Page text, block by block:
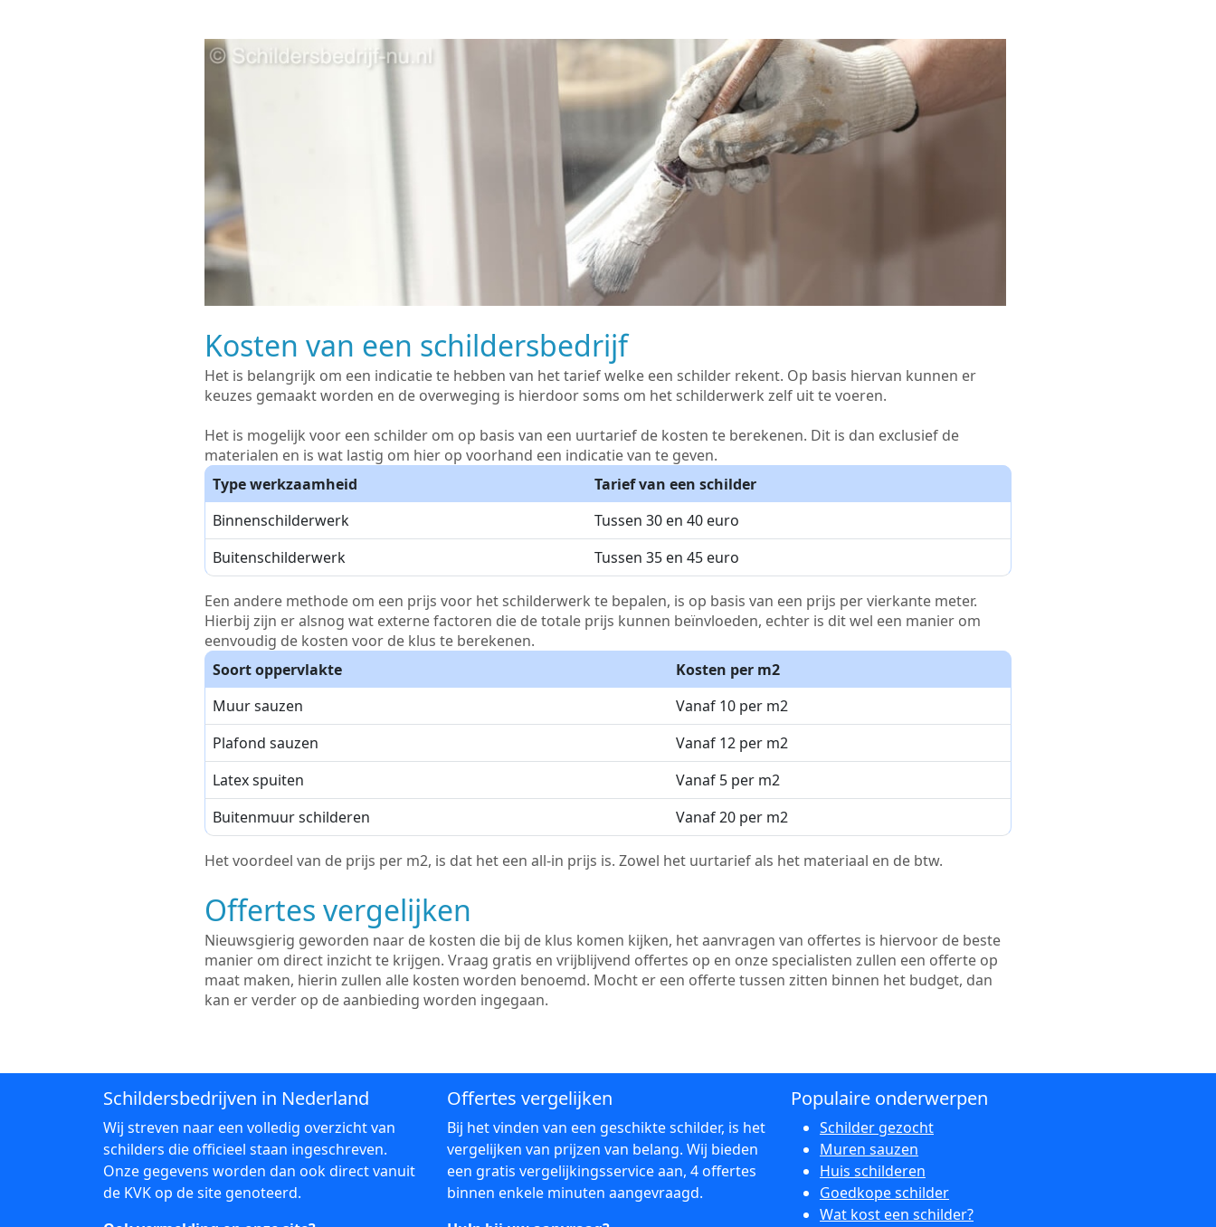
Kosten van een schildersbedrijf
Het is belangrijk om een indicatie te hebben van het tarief welke een schilder rekent. Op basis hiervan kunnen er
keuzes gemaakt worden en de overweging is hierdoor soms om het schilderwerk zelf uit te voeren.
Het is mogelijk voor een schilder om op basis van een uurtarief de kosten te berekenen. Dit is dan exclusief de
materialen en is wat lastig om hier op voorhand een indicatie van te geven.
Type werkzaamheid
Tarief van een schilder
Binnenschilderwerk
Tussen 30 en 40 euro
Buitenschilderwerk
Tussen 35 en 45 euro
Een andere methode om een prijs voor het schilderwerk te bepalen, is op basis van een prijs per vierkante meter.
Hierbij zijn er alsnog wat externe factoren die de totale prijs kunnen beïnvloeden, echter is dit wel een manier om
eenvoudig de kosten voor de klus te berekenen.
Soort oppervlakte
Kosten per m2
Muur sauzen
Vanaf 10 per m2
Plafond sauzen
Vanaf 12 per m2
Latex spuiten
Vanaf 5 per m2
Buitenmuur schilderen
Vanaf 20 per m2
Het voordeel van de prijs per m2, is dat het een all-in prijs is. Zowel het uurtarief als het materiaal en de btw.
Offertes vergelijken
Nieuwsgierig geworden naar de kosten die bij de klus komen kijken, het aanvragen van offertes is hiervoor de beste
manier om direct inzicht te krijgen. Vraag gratis en vrijblijvend offertes op en onze specialisten zullen een offerte op
maat maken, hierin zullen alle kosten worden benoemd. Mocht er een offerte tussen zitten binnen het budget, dan
kan er verder op de aanbieding worden ingegaan.
Schildersbedrijven in Nederland
Wij streven naar een volledig overzicht van
schilders die officieel staan ingeschreven.
Onze gegevens worden dan ook direct vanuit
de KVK op de site genoteerd.
Offertes vergelijken
Bij het vinden van een geschikte schilder, is het
vergelijken van prijzen van belang. Wij bieden
een gratis vergelijkingsservice aan, 4 offertes
binnen enkele minuten aangevraagd.
Populaire onderwerpen
Schilder gezocht
Muren sauzen
Huis schilderen
Goedkope schilder
Wat kost een schilder?